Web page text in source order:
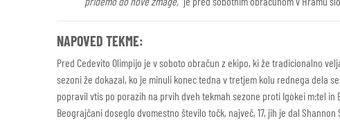
NAPOVED TEKME:
Pred Cedevito Olimpijo je v soboto obračun z ekipo, ki že tradicionalno
sezoni že dokazal, ko je minuli konec tedna v tretjem kolu rednega dela
popravil vtis po porazih na prvih dveh tekmah sezone proti Igokei m:tel in
Beograjčani doseglo dvomestno število točk, največ, 17, jih je dal